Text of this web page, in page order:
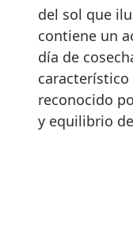
del sol que
contiene un
día de
reconocido
y equilibrio